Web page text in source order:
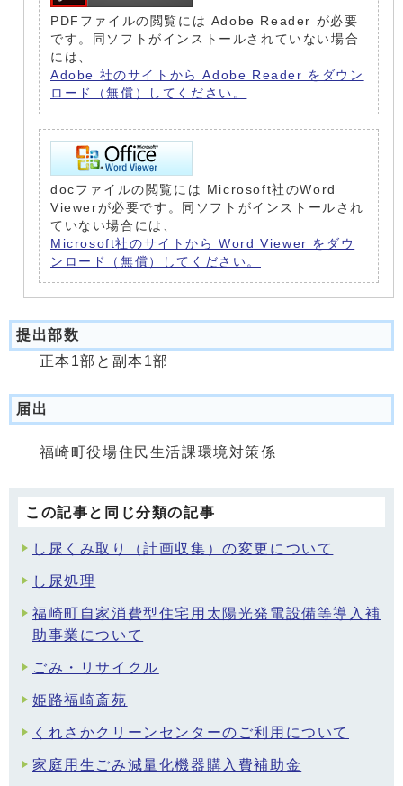
PDFファイルの閲覧には Adobe Reader が必要
です。同ソフトがインストールされていない場合
には、
Adobe 社のサイトから Adobe Reader をダウン
ロード（無償）してください。
docファイルの閲覧には Microsoft社のWord
Viewerが必要です。同ソフトがインストールされ
ていない場合には、
Microsoft社のサイトから Word Viewer をダウ
ンロード（無償）してください。
提出部数
正本1部と副本1部
届出
福崎町役場住民生活課環境対策係
この記事と同じ分類の記事
し尿くみ取り（計画収集）の変更について
し尿処理
福崎町自家消費型住宅用太陽光発電設備等導入補
助事業について
ごみ・リサイクル
姫路福崎斎苑
くれさかクリーンセンターのご利用について
家庭用生ごみ減量化機器購入費補助金